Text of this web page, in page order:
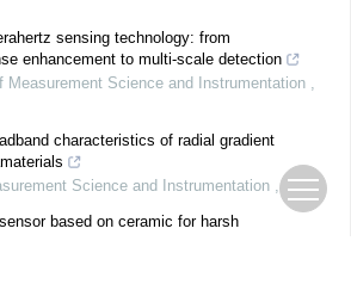
sensing technology: from
enhancement to multi-scale detection
Measurement Science and Instrumentation ,
characteristics of radial gradient
Science and Instrumentation , 2025
based on ceramic for harsh